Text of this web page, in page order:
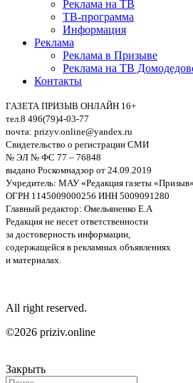
Реклама на ТВ
ТВ-программа
Информация
Реклама
Реклама в Призыве
Реклама на ТВ
Контакты
ГАЗЕТА ПРИЗЫВ ОНЛАЙН 16+
тел.8 496(79)4-03-77
почта: prizyv.online@yandex.ru
Свидетельство о регистрации СМИ
№ ЭЛ № ФС 77 – 76848
выдано Роскомнадзор от 24.09.2019
Учредитель: МАУ «Редакция газеты «Призыв»
ОГРН 1145009000256 ИНН 5009091280
Главный редактор: Омельяненко Е.А
Редакция не несет ответственности
за достоверность информации,
содержащейся в рекламных объявлениях
и материалах.
All right reserved.
©2026 priziv.online
Закрыть